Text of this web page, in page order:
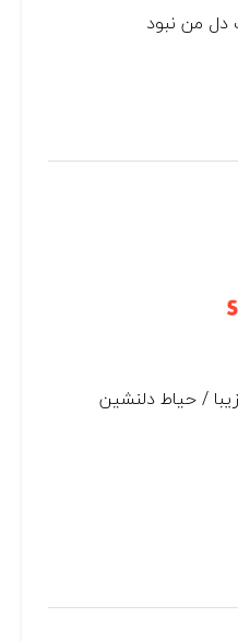
دل من نبود
/ حیاط دلنشین